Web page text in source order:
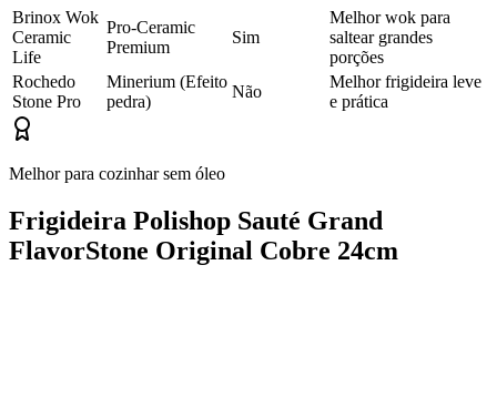
Brinox Wok
Ceramic
Life
Pro-Ceramic
Premium
Sim
Melhor wok para
saltear grandes
porções
Rochedo
Stone Pro
Minerium (Efeito
pedra)
Não
Melhor frigideira leve
e prática
Melhor para cozinhar sem óleo
Frigideira Polishop Sauté Grand
FlavorStone Original Cobre 24cm